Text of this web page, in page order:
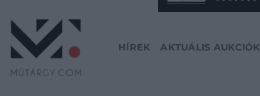
HÍREK AKTUÁLIS AUKCIÓK